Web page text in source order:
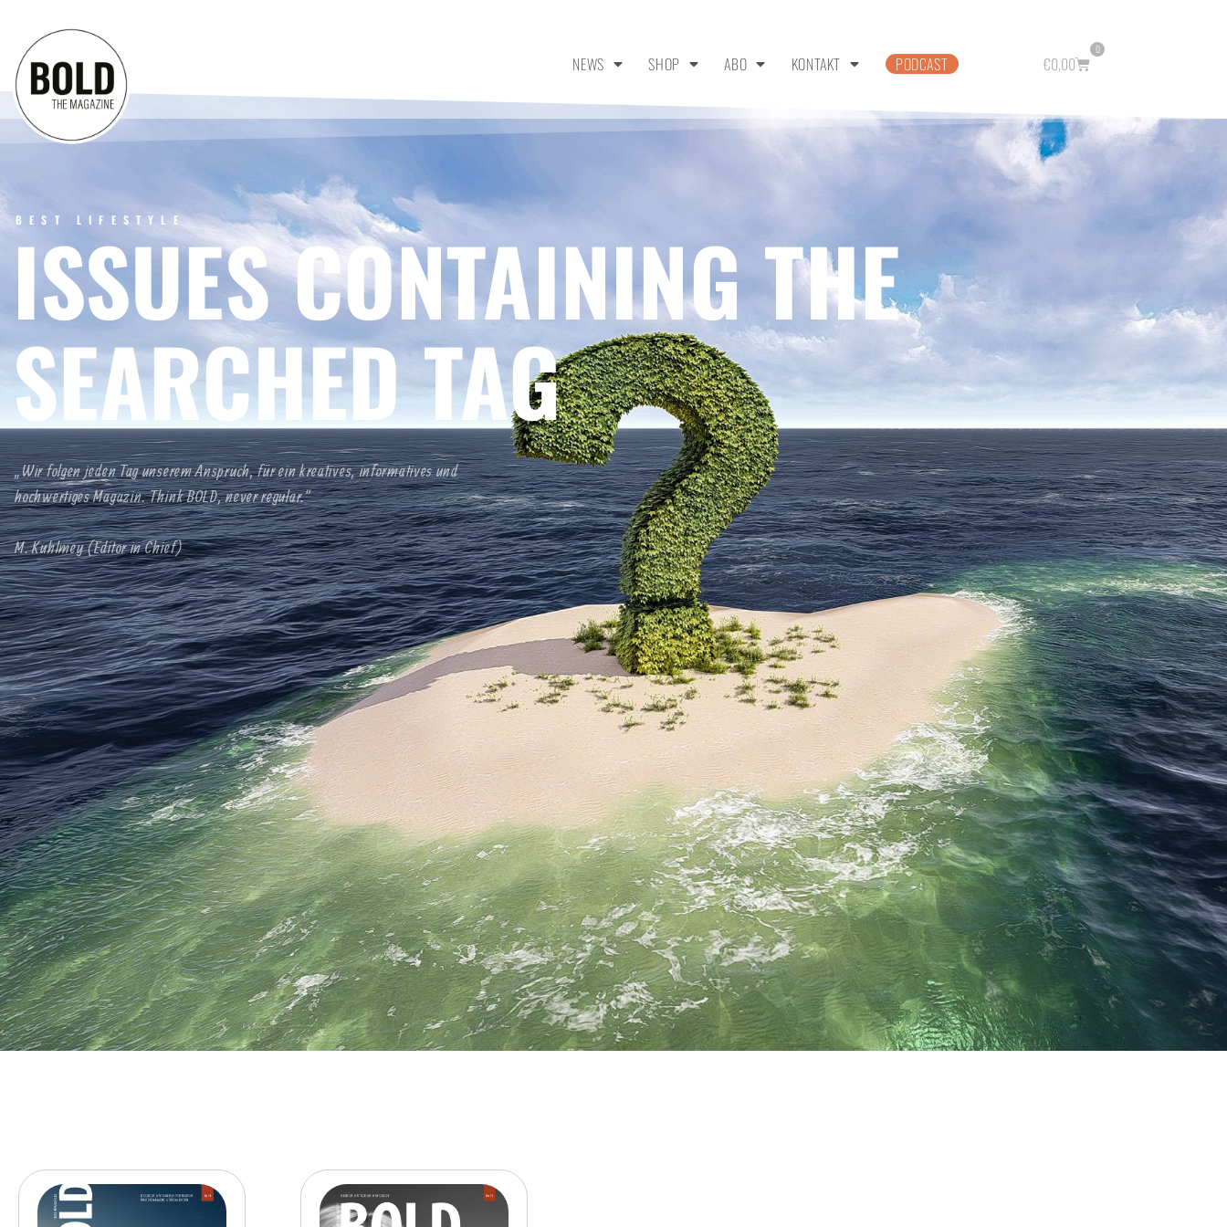
NEWS SHOP ABO KONTAKT PODCAST €0,00
0
BEST LIFESTYLE
ISSUES CONTAINING THE
SEARCHED TAG
„Wir folgen jeden Tag unserem Anspruch, für ein kreatives, informatives und
hochwertiges Magazin. Think BOLD, never regular.“
M. Kuhlmey (Editor in Chief)